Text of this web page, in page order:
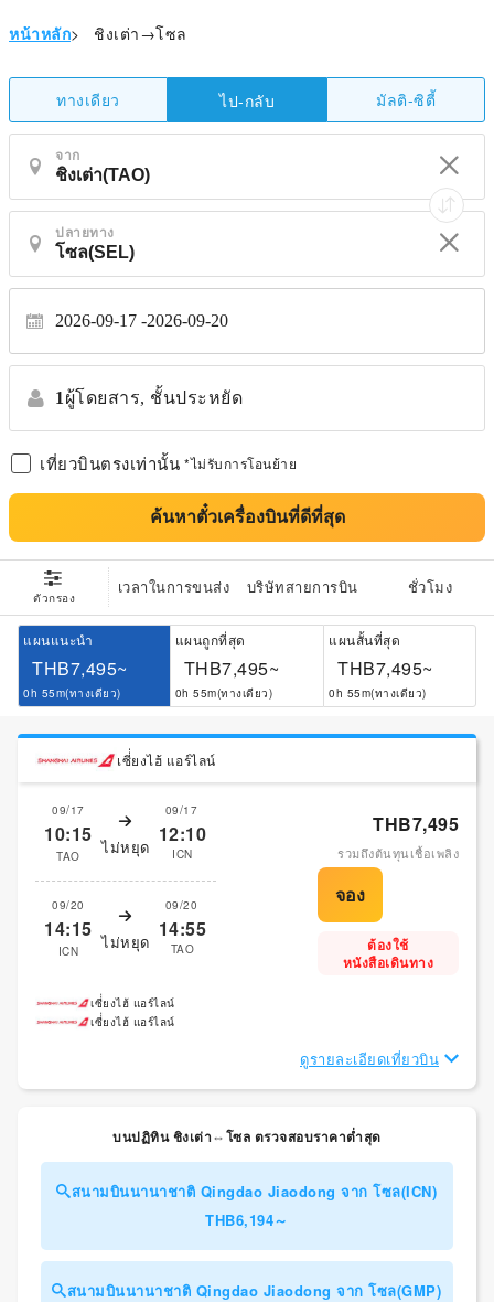
หน้าหลัก> ชิงเต่า→โซล
ทางเดียว ไป-กลับ มัลติ-ซิตี้
จาก
ปลายทาง
2026-09-17 2026-09-20
1 ผู้โดยสาร, ชั้นประหยัด
เที่ยวบินตรงเท่านั้น *ไม่รับการโอนย้าย
ค้นหาตั๋วเครื่องบินที่ดีที่สุด
ตัวกรอง
เวลาในการขนส่ง บริษัทสายการบิน ชั่วโมง
แผนแนะนำ
THB7,495~
0h 55m(ทางเดียว)
แผนถูกที่สุด
THB7,495~
0h 55m(ทางเดียว)
แผนสั้นที่สุด
THB7,495~
0h 55m(ทางเดียว)
เซี่่ยงไฮ้ แอร์ไลน์
09/17
10:15
TAO ไม่หยุด
09/17
12:10
ICN
09/20
14:15
ICN ไม่หยุด
09/20
14:55
TAO
THB7,495
รวมถึงต้นทุนเชื้อเพลิง
ต้องใช้
หนังสือเดินทาง
เซี่่ยงไฮ้ แอร์ไลน์
เซี่่ยงไฮ้ แอร์ไลน์
ดูรายละเอียดเที่ยวบิน
บนปฏิทิน ชิงเต่า⇔โซล ตรวจสอบราคาต่ำสุด
สนามบินนานาชาติ Qingdao Jiaodong จาก โซล(ICN)
THB6,194～
สนามบินนานาชาติ Qingdao Jiaodong จาก โซล(GMP)